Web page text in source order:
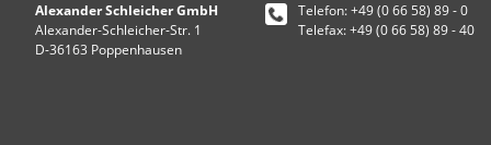
Alexander Schleicher GmbH
Alexander-Schleicher-Str. 1
D-36163 Poppenhausen
Telefon: +49 (0 66 58) 89 - 0
Telefax: +49 (0 66 58) 89 - 40